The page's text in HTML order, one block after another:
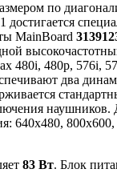
по
MainBoard
480i, 480p,
два
наушников.
640x480,
83 Вт. Блок